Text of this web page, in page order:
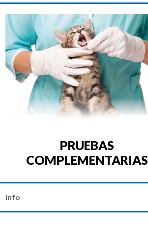
PRUEBAS
COMPLEMENTARIAS
info